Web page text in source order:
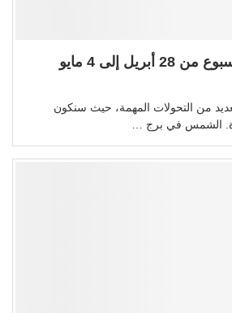
إلى 4 مايو
من التحولات المهمة، حيث سنكون
الشمس في برج …